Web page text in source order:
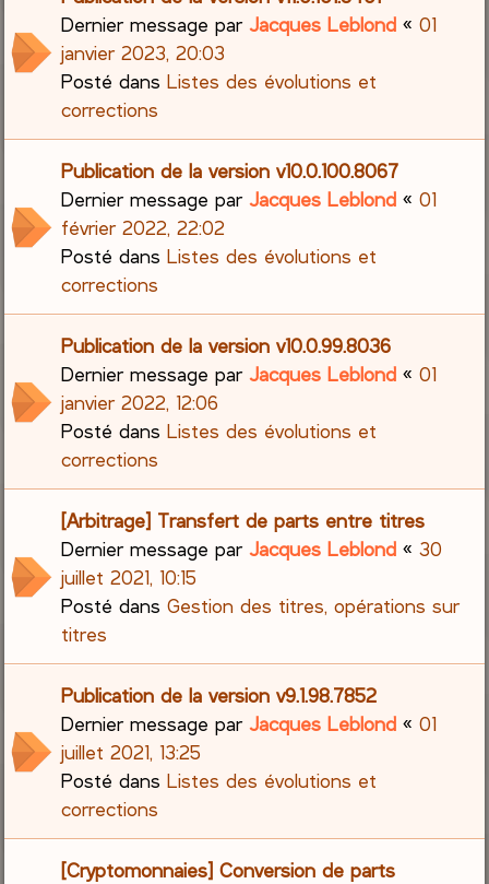
Dernier message parJacques Leblond «01
janvier 2023, 20:03
Posté dansListes des évolutions et
corrections
Publication de la version v10.0.100.8067
Dernier message parJacques Leblond «01
février 2022, 22:02
Posté dansListes des évolutions et
corrections
Publication de la version v10.0.99.8036
Dernier message parJacques Leblond «01
janvier 2022, 12:06
Posté dansListes des évolutions et
corrections
[Arbitrage] Transfert de parts entre titres
Dernier message parJacques Leblond «30
juillet 2021, 10:15
Posté dansGestion des titres, opérations sur
titres
Publication de la version v9.1.98.7852
Dernier message parJacques Leblond «01
juillet 2021, 13:25
Posté dansListes des évolutions et
corrections
[Cryptomonnaies] Conversion de parts